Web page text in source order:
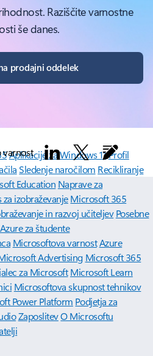
Raziščite varnostne
še danes.
prodajni oddelek
varnost
Aplikacije za Windows 11Profil
Sledenje naročilom Recikliranje
Education Naprave za
izobraževanjeMicrosoft 365
in razvoj učiteljev Posebne
Azure za študente
Microsoftova varnostAzure
Advertising Microsoft 365
za Microsoft Microsoft Learn
Microsoftova skupnost tehnikov
Power Platform Podjetja za
ZaposlitevO Microsoftu